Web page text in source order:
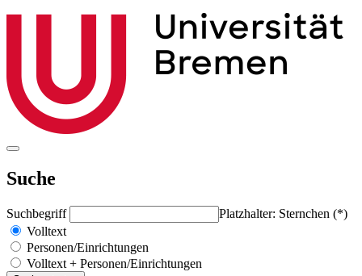
Suche
Suchbegriff
Platzhalter: Sternchen (*)
Volltext
Personen/Einrichtungen
Volltext + Personen/Einrichtungen